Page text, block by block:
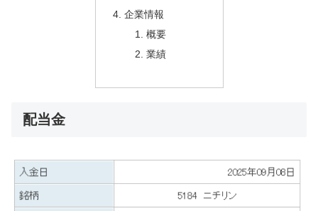
企業情報
概要
業績
配当金